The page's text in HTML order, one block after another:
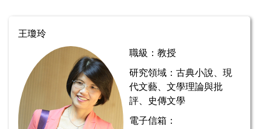
王瓊玲
職級：教授
研究領域：古典小說、現
代文藝、文學理論與批
評、史傳文學
電子信箱：